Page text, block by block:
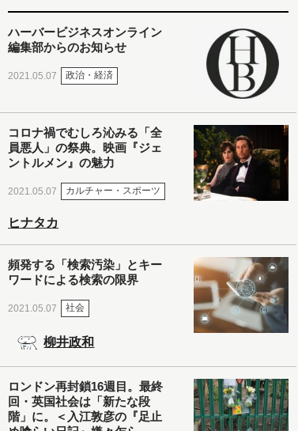
ハーバービジネスオンライン
編集部からのお知らせ
2021.05.07 政治・経済
コロナ禍でむしろ沁みる「全
員悪人」の祭典。映画『ジェ
ントルメン』の魅力
2021.05.07 カルチャー・スポーツ
ヒナタカ
頻発する「検索汚染」とキー
ワードによる検索の限界
2021.05.07 社会
柳井政和
ロンドン再封鎖16週目。最終
回・英国社会は「新たな段
階」に。＜入江敦彦の『足止